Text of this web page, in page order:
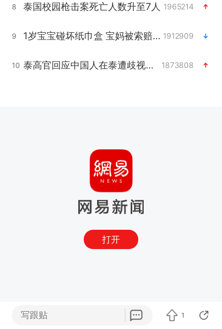
8 泰国校园枪击案死亡人数升至7人 1965214
9 1岁宝宝碰坏纸巾盒 宝妈被索赔924元 1912909
10 泰高官回应中国人在泰遭歧视：全面调查 1873808
打开
写跟贴 1